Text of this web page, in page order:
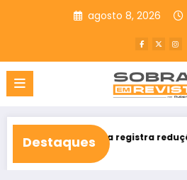
agosto 8, 2026
Destaques
registra redução de 62,3%